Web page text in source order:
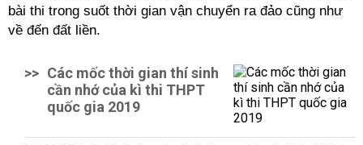
bài thi trong suốt thời gian vận chuyển ra đảo cũng như
về đến đất liền.
>> Các mốc thời gian thí sinh
cần nhớ của kì thi THPT
quốc gia 2019